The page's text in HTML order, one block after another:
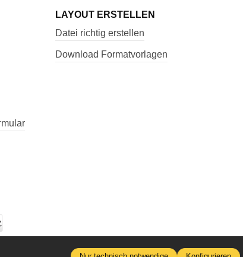
LAYOUT ERSTELLEN
Datei richtig erstellen
Download Formatvorlagen